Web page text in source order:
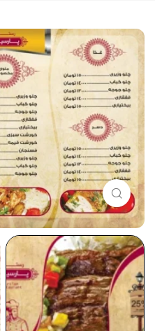
برای بزرگنمایی کلیک کنید